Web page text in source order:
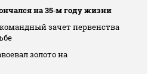
на 35‑м году жизни
зачет первенства
золото на